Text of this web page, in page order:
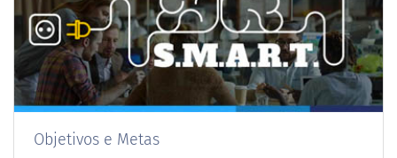
Objetivos e Metas